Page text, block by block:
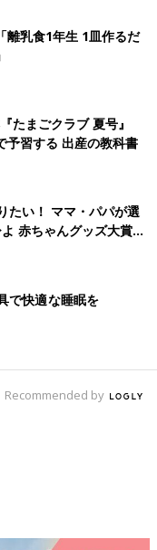
離乳食1年生 1皿作るだ
たまごクラブ 夏号』
予習する 出産の教科書
たい！ ママ・パパが選
赤ちゃんグッズ大賞
で快適な睡眠を
Recommended by